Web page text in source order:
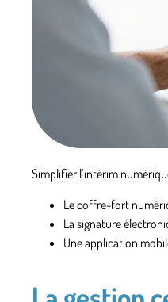
Simplifier l’intérim
Le coffre-fort
La signature
Une application